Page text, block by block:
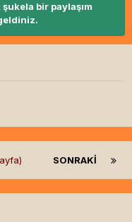
bir paylaşım
SONRAKI